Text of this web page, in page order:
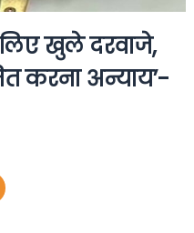
खुले दरवाजे,
करना अन्याय’-